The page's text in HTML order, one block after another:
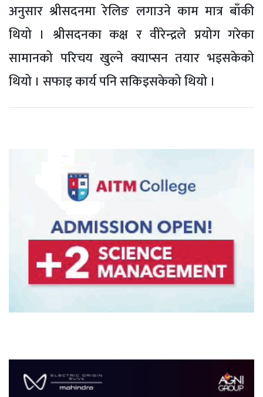
अनुसार श्रीसदनमा रेलिङ लगाउने काम मात्र बाँकी
थियो । श्रीसदनका कक्ष र वीरेन्द्रले प्रयोग गरेका
सामानको परिचय खुल्ने क्याप्सन तयार भइसकेको
थियो । सफाइ कार्य पनि सकिइसकेको थियो ।